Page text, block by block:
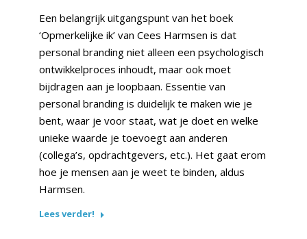
Een belangrijk uitgangspunt van het boek
‘Opmerkelijke ik’ van Cees Harmsen is dat
personal branding niet alleen een psychologisch
ontwikkelproces inhoudt, maar ook moet
bijdragen aan je loopbaan. Essentie van
personal branding is duidelijk te maken wie je
bent, waar je voor staat, wat je doet en welke
unieke waarde je toevoegt aan anderen
(collega’s, opdrachtgevers, etc.). Het gaat erom
hoe je mensen aan je weet te binden, aldus
Harmsen.
Lees verder!